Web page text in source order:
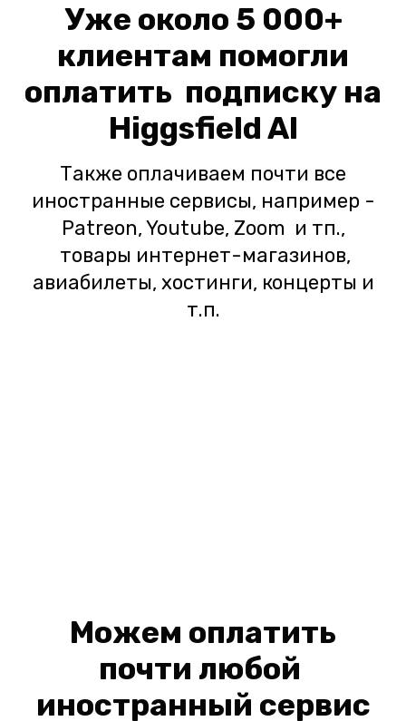
Уже около 5 000+
клиентам помогли
оплатить подписку на
Higgsfield AI
Также оплачиваем почти все
иностранные сервисы, например -
Patreon, Youtube, Zoom и тп.,
товары интернет-магазинов,
авиабилеты, хостинги, концерты и
т.п.
Можем оплатить
почти любой
иностранный сервис